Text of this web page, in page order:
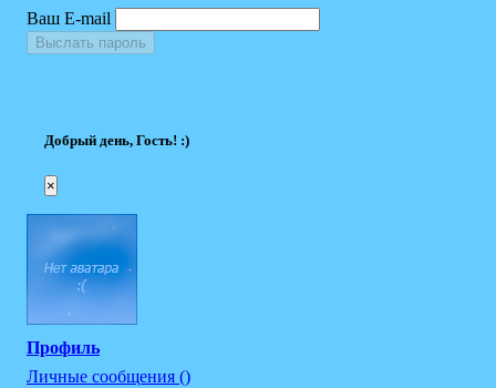
Ваш E-mail
Выслать пароль
Добрый день, Гость! :)
×
Профиль
Личные сообщения ()